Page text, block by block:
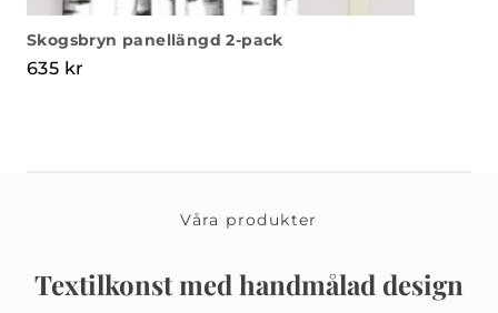
Skogsbryn panellängd 2-pack
635 kr
Våra produkter
Textilkonst med handmålad design